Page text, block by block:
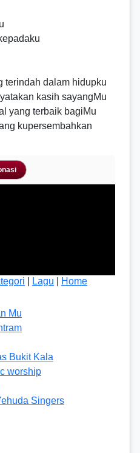
terindah dalam hidupku
kasih sayangMu
yang terbaik bagiMu
kupersembahkan
Lagu
Home
Mu
Bukit Kala
worship
Singers